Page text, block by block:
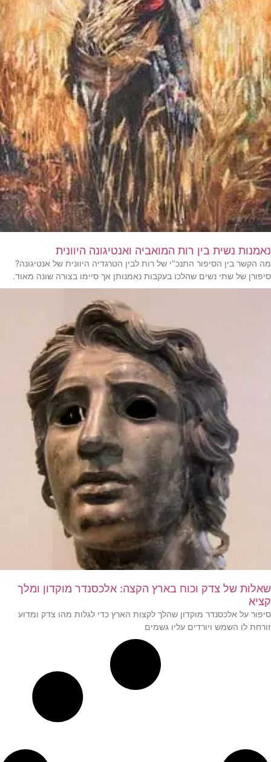
נאמנות נשית בין רות המואביה ואנטיגונה היוונית
מה הקשר בין הסיפור התנכ"י של רות לבין הטרגדיה היוונית של אנטיגונה?
סיפורן של שתי נשים שהלכו בעקבות נאמנותן אך סיימו בצורה שונה מאוד.
שאלות של צדק וכוח בארץ הקצה: אלכסנדר מוקדון ומלך
קציא
סיפור על אלכסנדר מוקדון שהלך לקצות הארץ כדי לגלות מהו צדק ומדוע
זורחת לו השמש ויורדים עליו גשמים